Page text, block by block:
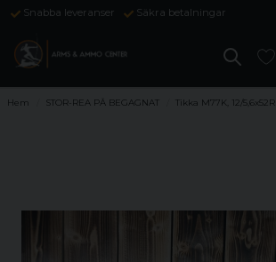
Snabba leveranser Säkra betalningar
Hem STOR-REA PÅ BEGAGNAT Tikka M77K, 12/5,6x52R